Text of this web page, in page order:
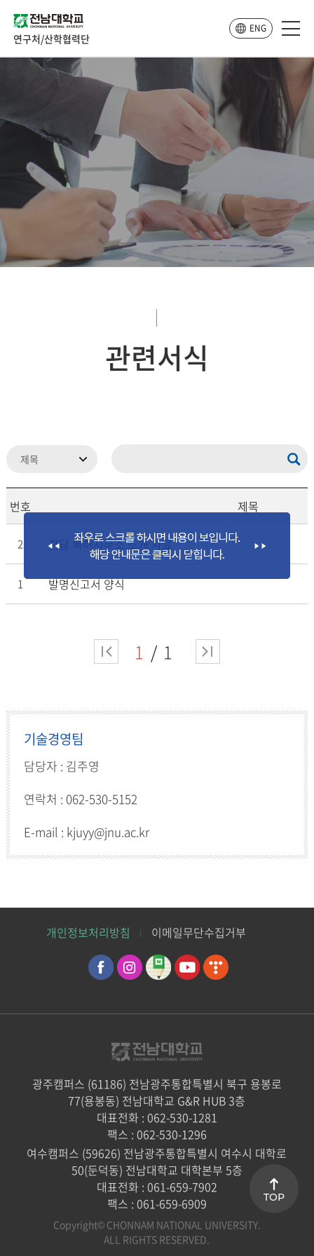
연구처/산학협력단
ENG
관련서식
번호 제목
2 전담 특허사무소 소개 자료
1 발명신고서 양식
1 1
기술경영팀
담당자 : 김주영
연락처 : 062-530-5152
E-mail : kjuyy@jnu.ac.kr
개인정보처리방침 이메일무단수집거부
광주캠퍼스 (61186) 전남광주통합특별시 북구 용봉로
77(용봉동) 전남대학교 G&R HUB 3층
대표전화 : 062-530-1281
팩스 : 062-530-1296
여수캠퍼스 (59626) 전남광주통합특별시 여수시 대학로
50(둔덕동) 전남대학교 대학본부 5층
대표전화 : 061-659-7902
팩스 : 061-659-6909
Copyright© CHONNAM NATIONAL UNIVERSITY.
ALL RIGHTS RESERVED.
TOP